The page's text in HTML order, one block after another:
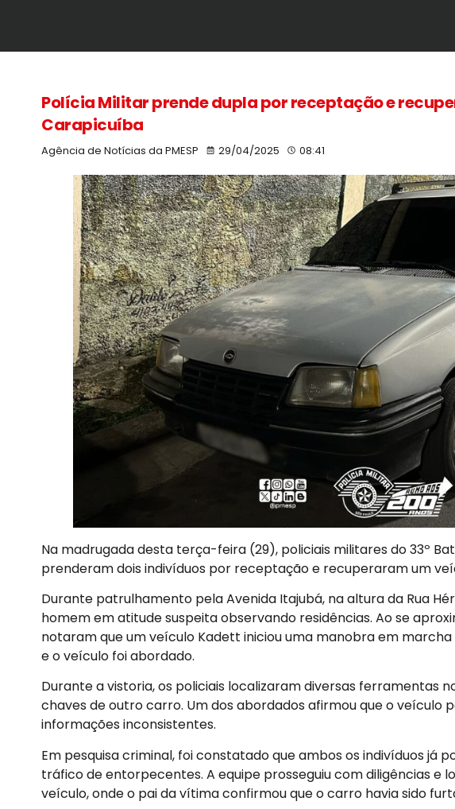
Polícia Militar prende dupla por receptação e
Carapicuíba
Agência de Notícias da PMESP 29/04/2025 08:41
Na madrugada desta terça-feira (29), policiais militares do 33º
prenderam dois indivíduos por receptação e recuperaram um
Durante patrulhamento pela Avenida Itajubá, na altura da Rua
homem em atitude suspeita observando residências. Ao se
notaram que um veículo Kadett iniciou uma manobra em
e o veículo foi abordado.
Durante a vistoria, os policiais localizaram diversas ferramentas
chaves de outro carro. Um dos abordados afirmou que o veículo
informações inconsistentes.
Em pesquisa criminal, foi constatado que ambos os indivíduos
tráfico de entorpecentes. A equipe prosseguiu com diligências e
veículo, onde o pai da vítima confirmou que o carro havia sido